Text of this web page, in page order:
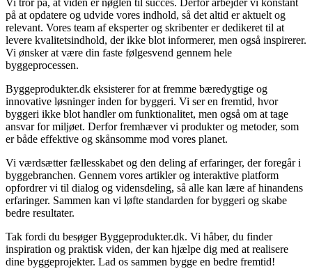
på at opdatere og udvide vores indhold, så det altid er aktuelt og
relevant. Vores team af eksperter og skribenter er dedikeret til at
levere kvalitetsindhold, der ikke blot informerer, men også inspirerer.
Vi ønsker at være din faste følgesvend gennem hele
byggeprocessen.
Byggeprodukter.dk eksisterer for at fremme bæredygtige og
innovative løsninger inden for byggeri. Vi ser en fremtid, hvor
byggeri ikke blot handler om funktionalitet, men også om at tage
ansvar for miljøet. Derfor fremhæver vi produkter og metoder, som
er både effektive og skånsomme mod vores planet.
Vi værdsætter fællesskabet og den deling af erfaringer, der foregår i
byggebranchen. Gennem vores artikler og interaktive platform
opfordrer vi til dialog og vidensdeling, så alle kan lære af hinandens
erfaringer. Sammen kan vi løfte standarden for byggeri og skabe
bedre resultater.
Tak fordi du besøger Byggeprodukter.dk. Vi håber, du finder
inspiration og praktisk viden, der kan hjælpe dig med at realisere
dine byggeprojekter. Lad os sammen bygge en bedre fremtid!